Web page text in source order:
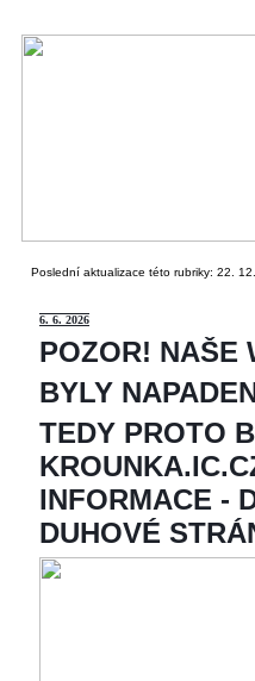
Poslední aktualizace této rubriky: 22.
6. 6. 2026
POZOR! NAŠE
BYLY
TEDY PROTO
INFORMACE -
DUHOVÉ